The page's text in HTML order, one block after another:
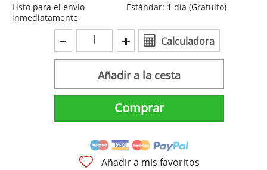
Listo para el envío
inmediatamente
Estándar: 1 día (Gratuito)
Calculadora
Añadir a la cesta
Comprar
Añadir a mis favoritos